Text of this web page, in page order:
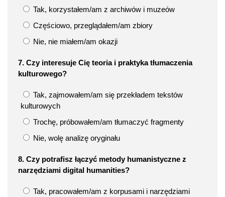
Tak, korzystałem/am z archiwów i muzeów
Częściowo, przeglądałem/am zbiory
Nie, nie miałem/am okazji
7. Czy interesuje Cię teoria i praktyka tłumaczenia
kulturowego?
Tak, zajmowałem/am się przekładem tekstów
kulturowych
Trochę, próbowałem/am tłumaczyć fragmenty
Nie, wolę analizę oryginału
8. Czy potrafisz łączyć metody humanistyczne z
narzędziami digital humanities?
Tak, pracowałem/am z korpusami i narzędziami